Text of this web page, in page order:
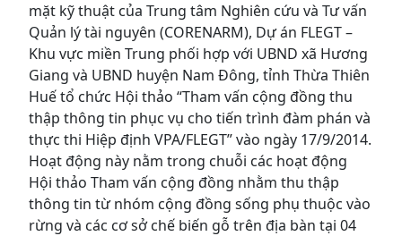
mặt kỹ thuật của Trung tâm Nghiên cứu và Tư vấn
Quản lý tài nguyên (CORENARM), Dự án FLEGT –
Khu vực miền Trung phối hợp với UBND xã Hương
Giang và UBND huyện Nam Đông, tỉnh Thừa Thiên
Huế tổ chức Hội thảo “Tham vấn cộng đồng thu
thập thông tin phục vụ cho tiến trình đàm phán và
thực thi Hiệp định VPA/FLEGT” vào ngày 17/9/2014.
Hoạt động này nằm trong chuỗi các hoạt động
Hội thảo Tham vấn cộng đồng nhằm thu thập
thông tin từ nhóm cộng đồng sống phụ thuộc vào
rừng và các cơ sở chế biến gỗ trên địa bàn tại 04